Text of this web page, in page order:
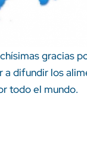
gracias
a difundir los
todo el mundo.